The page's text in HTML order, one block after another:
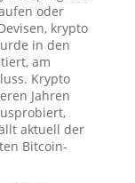
oder
krypto
in den
am
Krypto
Jahren
aktuell der
Bitcoin-